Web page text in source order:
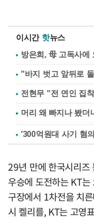
이시간 핫뉴스
방은희, 母 고독사
"바지 벗고 앞뒤로
전현무 "전 연인 집
'300억원대 사기 혐
29년 만에 한국시리즈
우승에 도전하는 KT
구장에서 1차전을 치
시 켈리를, KT는 고영